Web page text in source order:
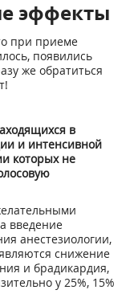
эффекты
при приеме
появились
же обратиться
в
и интенсивной
которых не
введение
анестезиологии,
снижение
и брадикардия,
у 25%, 15%